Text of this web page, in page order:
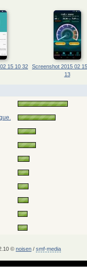
15 10 32
Screenshot 2015 02
13
© noisen / smf-media